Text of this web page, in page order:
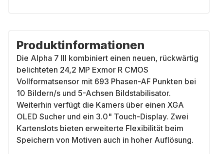
Produktinformationen
Die Alpha 7 III kombiniert einen neuen, rückwärtig
belichteten 24,2 MP Exmor R CMOS
Vollformatsensor mit 693 Phasen-AF Punkten bei
10 Bildern/s und 5-Achsen Bildstabilisator.
Weiterhin verfügt die Kamers über einen XGA
OLED Sucher und ein 3.0" Touch-Display. Zwei
Kartenslots bieten erweiterte Flexibilität beim
Speichern von Motiven auch in hoher Auflösung.